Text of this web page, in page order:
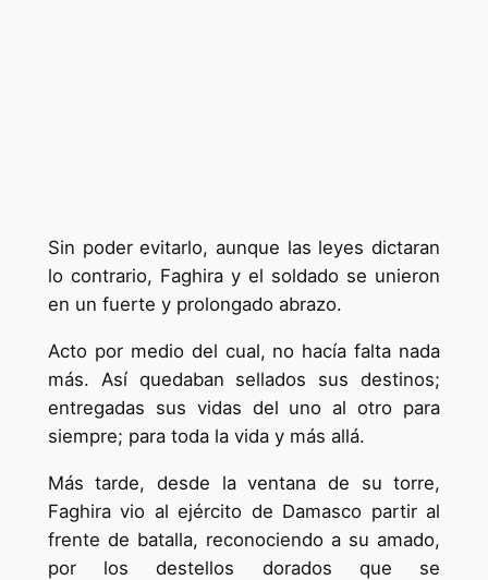
Sin poder evitarlo, aunque las leyes dictaran
lo contrario, Faghira y el soldado se unieron
en un fuerte y prolongado abrazo.
Acto por medio del cual, no hacía falta nada
más. Así quedaban sellados sus destinos;
entregadas sus vidas del uno al otro para
siempre; para toda la vida y más allá.
Más tarde, desde la ventana de su torre,
Faghira vio al ejército de Damasco partir al
frente de batalla, reconociendo a su amado,
por los destellos dorados que se